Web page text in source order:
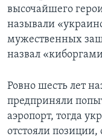
высочайшего
называли
мужественных
назвал
Ровно шесть лет
предприняли
аэропорт, тогда
отстояли позиции,